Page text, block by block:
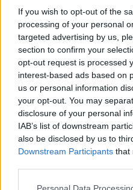
If you wish to opt-out of the
processing of your personal
targeted advertising by us,
section to confirm your
opt-out request is processed
interest-based ads based on
us or personal information
your opt-out. You may
disclosure of your personal
IAB’s list of downstream
also be disclosed by us to
Downstream Participants that
Please note that this
Personal Data
ΔΙΑΦΗΜΙΣΗ